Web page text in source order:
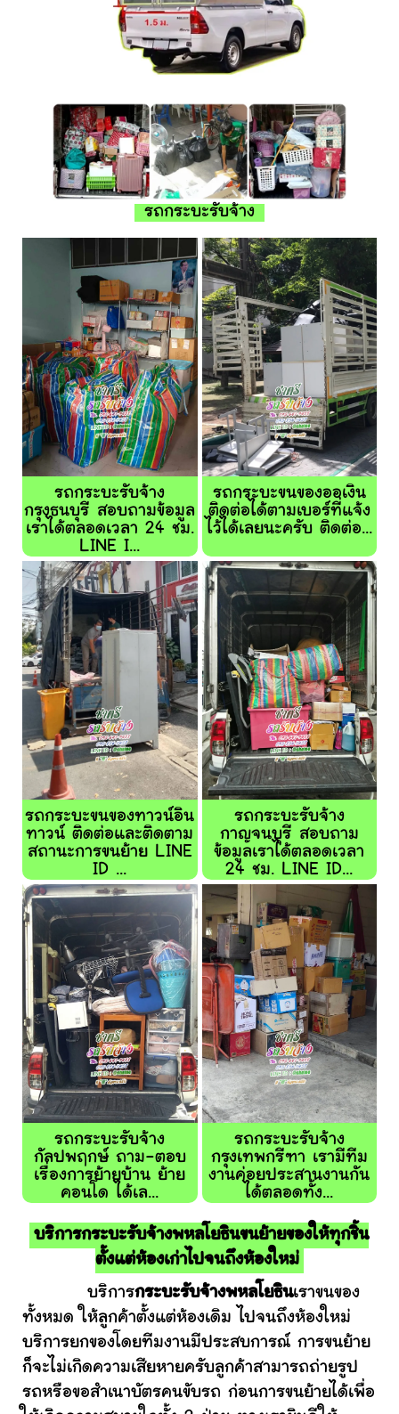
รถกระบะรับจ้าง
รถกระบะรับจ้าง
กรุงธนบุรี สอบถามข้อมูล
เราได้ตลอดเวลา 24 ชม.
LINE I...
รถกระบะขนของออเงิน
ติดต่อได้ตามเบอร์ที่แจ้ง
ไว้ได้เลยนะครับ ติดต่อ...
รถกระบะขนของทาวน์อิน
ทาวน์ ติดต่อและติดตาม
สถานะการขนย้าย LINE
ID ...
รถกระบะรับจ้าง
กาญจนบุรี สอบถาม
ข้อมูลเราได้ตลอดเวลา
24 ชม. LINE ID...
รถกระบะรับจ้าง
กัลปพฤกษ์ ถาม-ตอบ
เรื่องการย้ายบ้าน ย้าย
คอนโด ได้เล...
รถกระบะรับจ้าง
กรุงเทพกรีฑา เรามีทีม
งานค่อยประสานงานกัน
ได้ตลอดทั้ง...
บริการกระบะรับจ้างพหลโยธินขนย้ายของให้ทุกชิ้น
ตั้งแต่ห้องเก่าไปจนถึงห้องใหม่
บริการกระบะรับจ้างพหลโยธินเราขนของ
ทั้งหมด ให้ลูกค้าตั้งแต่ห้องเดิม ไปจนถึงห้องใหม่
บริการยกของโดยทีมงานมีประสบการณ์ การขนย้าย
ก็จะไม่เกิดความเสียหายครับลูกค้าสามารถถ่ายรูป
รถหรือขอสำเนาบัตรคนขับรถ ก่อนการขนย้ายได้เพื่อ